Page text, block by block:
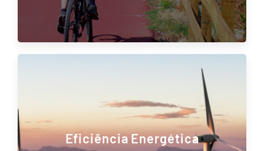
Eficiência Energética